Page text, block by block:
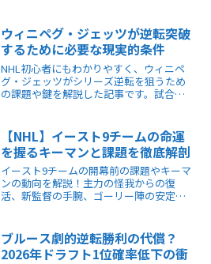
ウィニペグ・ジェッツが逆転突破
するために必要な現実的条件
NHL初心者にもわかりやすく、ウィニペ
グ・ジェッツがシリーズ逆転を狙うため
の課題や鍵を解説した記事です。試合の
【NHL】イースト9チームの命運
を握るキーマンと課題を徹底解剖
イースト9チームの開幕前の課題やキーマ
ンの動向を解説！主力の怪我からの復
活、新監督の手腕、ゴーリー陣の安定感
鍵がわかり、新シーズンの順位争いを深
く楽しめます。
ブルース劇的逆転勝利の代償？
2026年ドラフト1位確率低下の衝